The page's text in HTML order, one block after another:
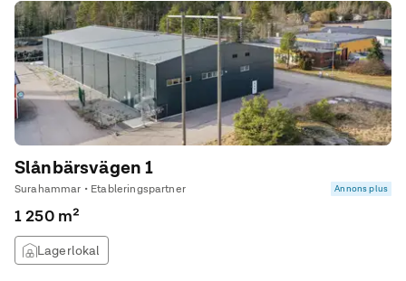
Slånbärsvägen 1
Surahammar • Etableringspartner Annons plus
1 250 m²
Lagerlokal